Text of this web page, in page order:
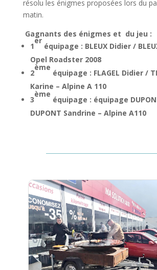
résolu les énigmes proposées lors du
matin.
Gagnants des énigmes et du jeu :
1
er
équipage : BLEUX Didier /
Opel Roadster 2008
2
ème
équipage : FLAGEL Didier /
Karine – Alpine A 110
3
ème
équipage : équipage
DUPONT Sandrine – Alpine A110